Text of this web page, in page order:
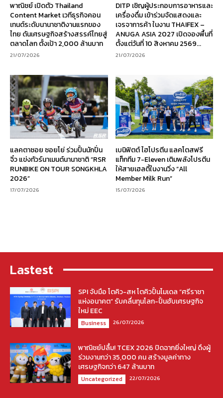
พาณิชย์ เปิดตัว Thailand
Content Market เวทีธุรกิจคอน
เทนต์ระดับนานาชาติงานแรกของ
ไทย ดันเศรษฐกิจสร้างสรรค์ไทยสู่
ตลาดโลก ตั้งเป้า 2,000 ล้านบาท
21/07/2026
DITP เชิญผู้ประกอบการอาหารและ
เครื่องดื่ม เข้าร่วมจัดแสดงและ
เจรจาการค้า ในงาน THAIFEX –
ANUGA ASIA 2027 เปิดจองพื้นที่
ตั้งแต่วันที่ 10 สิงหาคม 2569...
21/07/2026
แลคตาซอย ซอยโย่ ร่วมปั้นนักปั่น
จิ๋ว แข่งทัวร์นาเมนต์นานาชาติ “RSR
RUNBIKE ON TOUR SONGKHLA
2026”
17/07/2026
เบนิฟิตต์ ไฮโปรตีน แลคโตสฟรี
แท็กทีม 7-Eleven เติมพลังโปรตีน
ให้สายเฮลตี้ในงานวิ่ง “All
Member Milk Run”
15/07/2026
Lastest
SPI จับมือ โตคิว-สห โตคิวปั้นโมเดล “ศรีราชา
แห่งอนาคต” รับคลื่นทุนโลก-ปั้นฮับเศรษฐกิจ
ใหม่ EEC
Business 26/07/2026
พาณิชย์ปลื้ม! TCEX 2026 ปิดฉากยิ่งใหญ่ ดึงผู้
ร่วมงานกว่า 35,000 คน สร้างมูลค่าทาง
เศรษฐกิจกว่า 647 ล้านบาท
Uncategorized 22/07/2026